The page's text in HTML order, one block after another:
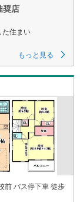
奨店
た住まい
もっと見る
前 バス停下車 徒歩